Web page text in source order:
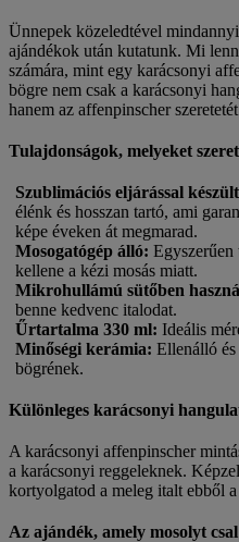
Ünnepek közeledtével
ajándékok után kutatunk. Mi
számára, mint egy karácsonyi
bögre nem csak a karácsonyi
hanem az affenpinscher
Tulajdonságok, melyeket
Szublimációs eljárással készült
élénk és hosszan tartó, ami
képe éveken át megmarad.
Mosogatógép álló:
kellene a kézi mosás miatt.
Mikrohullámú sütőben
benne kedvenc italodat.
Űrtartalma 330 ml: Ideális
Minőségi kerámia: Ellenálló és
bögrének.
Különleges karácsonyi
A karácsonyi affenpinscher
a karácsonyi reggeleknek.
kortyolgatod a meleg italt ebből
Az ajándék, amely mosolyt